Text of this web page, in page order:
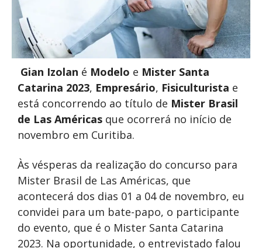
Gian Izolan é Modelo e Mister Santa
Catarina 2023, Empresário, Fisiculturista e
está concorrendo ao título de Mister Brasil
de Las Américas que ocorrerá no início de
novembro em Curitiba.
Às vésperas da realização do concurso para
Mister Brasil de Las Américas, que
acontecerá dos dias 01 a 04 de novembro, eu
convidei para um bate-papo, o participante
do evento, que é o Mister Santa Catarina
2023. Na oportunidade, o entrevistado falou